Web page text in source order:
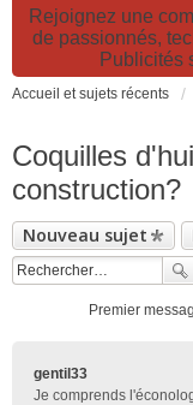
Rejoignez une
de passionnés,
Publicités
Accueil et sujets récents
Coquilles
construction?
Nouveau sujet
Premier
gentil33
Je comprends